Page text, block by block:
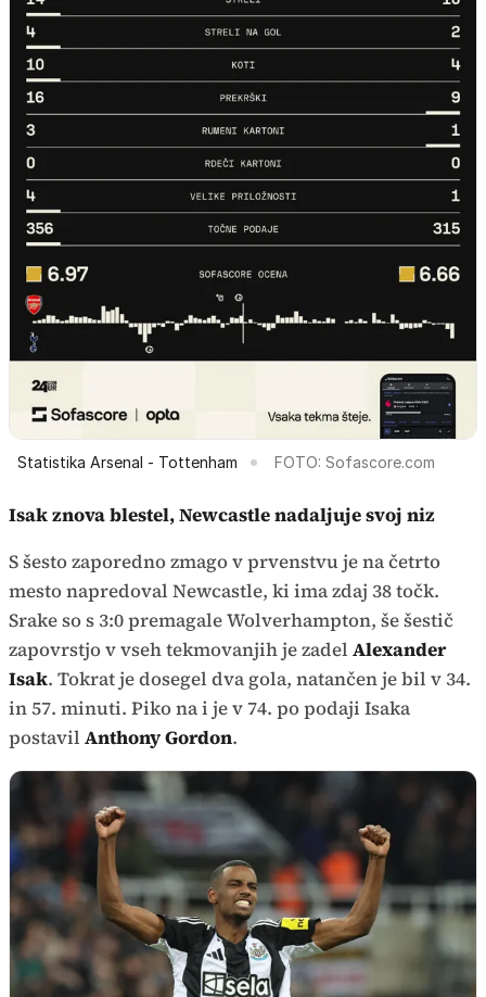
Statistika Arsenal - Tottenham FOTO: Sofascore.com
Isak znova blestel, Newcastle nadaljuje svoj niz
S šesto zaporedno zmago v prvenstvu je na četrto
mesto napredoval Newcastle, ki ima zdaj 38 točk.
Srake so s 3:0 premagale Wolverhampton, še šestič
zapovrstjo v vseh tekmovanjih je zadel Alexander
Isak. Tokrat je dosegel dva gola, natančen je bil v 34.
in 57. minuti. Piko na i je v 74. po podaji Isaka
postavil Anthony Gordon.